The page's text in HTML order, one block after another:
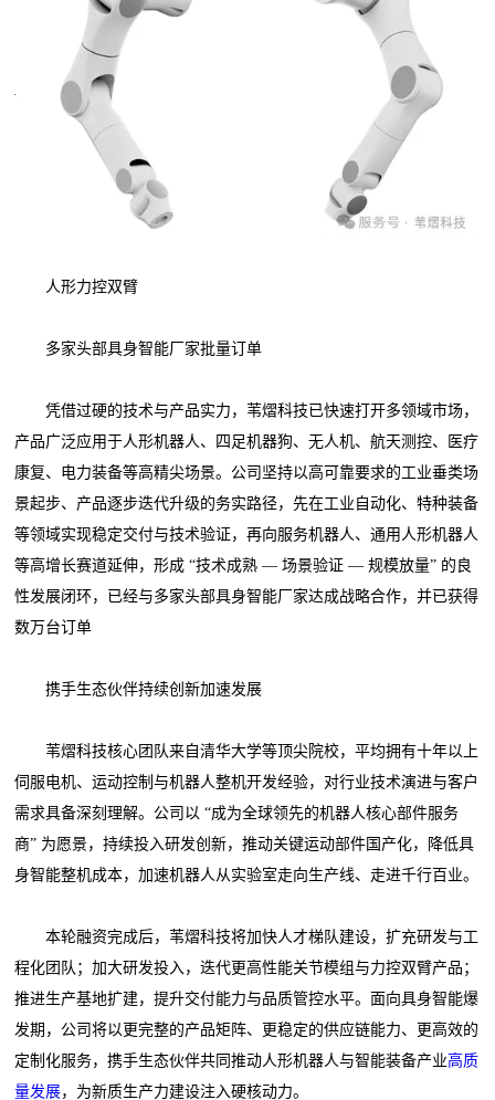
人形力控双臂
多家头部具身智能厂家批量订单
凭借过硬的技术与产品实力，苇熠科技已快速打开多领域市场，
产品广泛应用于人形机器人、四足机器狗、无人机、航天测控、医疗
康复、电力装备等高精尖场景。公司坚持以高可靠要求的工业垂类场
景起步、产品逐步迭代升级的务实路径，先在工业自动化、特种装备
等领域实现稳定交付与技术验证，再向服务机器人、通用人形机器人
等高增长赛道延伸，形成 “技术成熟 — 场景验证 — 规模放量” 的良
性发展闭环，已经与多家头部具身智能厂家达成战略合作，并已获得
数万台订单
携手生态伙伴持续创新加速发展
苇熠科技核心团队来自清华大学等顶尖院校，平均拥有十年以上
伺服电机、运动控制与机器人整机开发经验，对行业技术演进与客户
需求具备深刻理解。公司以 “成为全球领先的机器人核心部件服务
商” 为愿景，持续投入研发创新，推动关键运动部件国产化，降低具
身智能整机成本，加速机器人从实验室走向生产线、走进千行百业。
本轮融资完成后，苇熠科技将加快人才梯队建设，扩充研发与工
程化团队；加大研发投入，迭代更高性能关节模组与力控双臂产品；
推进生产基地扩建，提升交付能力与品质管控水平。面向具身智能爆
发期，公司将以更完整的产品矩阵、更稳定的供应链能力、更高效的
定制化服务，携手生态伙伴共同推动人形机器人与智能装备产业高质
量发展，为新质生产力建设注入硬核动力。